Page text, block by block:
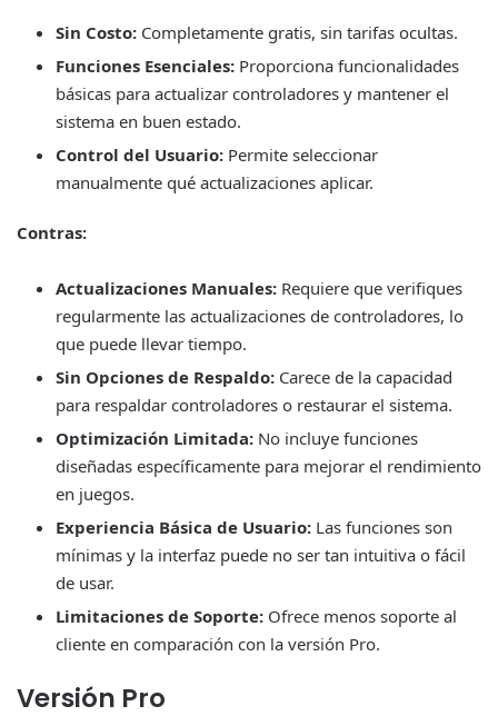
Sin Costo: Completamente gratis, sin tarifas ocultas.
Funciones Esenciales: Proporciona funcionalidades
básicas para actualizar controladores y mantener el
sistema en buen estado.
Control del Usuario: Permite seleccionar
manualmente qué actualizaciones aplicar.
Contras:
Actualizaciones Manuales: Requiere que verifiques
regularmente las actualizaciones de controladores, lo
que puede llevar tiempo.
Sin Opciones de Respaldo: Carece de la capacidad
para respaldar controladores o restaurar el sistema.
Optimización Limitada: No incluye funciones
diseñadas específicamente para mejorar el rendimiento
en juegos.
Experiencia Básica de Usuario: Las funciones son
mínimas y la interfaz puede no ser tan intuitiva o fácil
de usar.
Limitaciones de Soporte: Ofrece menos soporte al
cliente en comparación con la versión Pro.
Versión Pro